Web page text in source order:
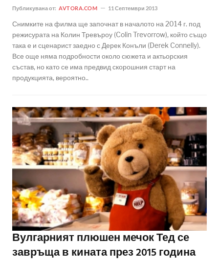
Публикувана от: AVTORA.COM 11 Септември 2013
Снимките на филма ще започнат в началото на 2014 г. под
режисурата на Колин Тревъроу (Colin Trevorrow), който също
така е и сценарист заедно с Дерек Конъли (Derek Connelly).
Все още няма подробности около сюжета и актьорския
състав, но като се има предвид скорошния старт на
продукцията, вероятно..
Вулгарният плюшен мечок Тед се
завръща в кината през 2015 година